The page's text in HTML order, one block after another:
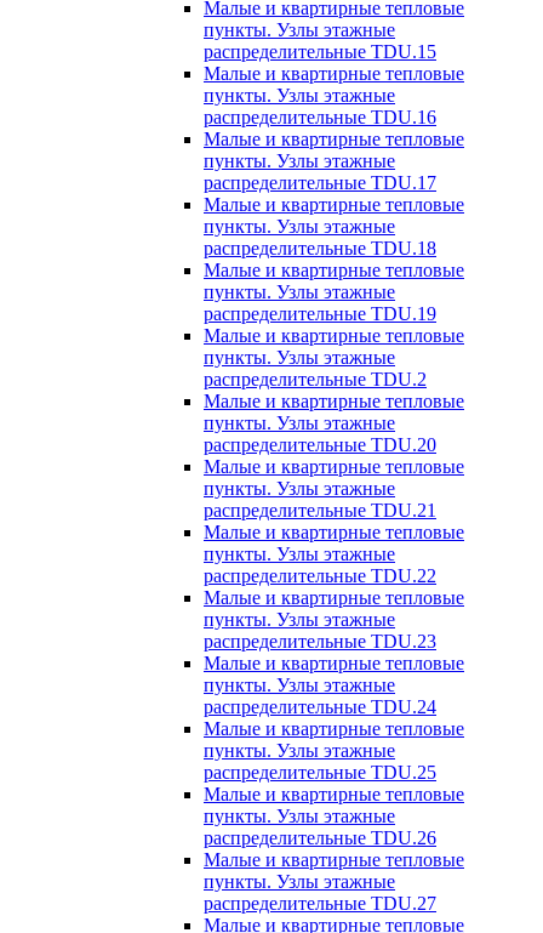
Малые и квартирные тепловые
пункты. Узлы этажные
распределительные TDU.15
Малые и квартирные тепловые
пункты. Узлы этажные
распределительные TDU.16
Малые и квартирные тепловые
пункты. Узлы этажные
распределительные TDU.17
Малые и квартирные тепловые
пункты. Узлы этажные
распределительные TDU.18
Малые и квартирные тепловые
пункты. Узлы этажные
распределительные TDU.19
Малые и квартирные тепловые
пункты. Узлы этажные
распределительные TDU.2
Малые и квартирные тепловые
пункты. Узлы этажные
распределительные TDU.20
Малые и квартирные тепловые
пункты. Узлы этажные
распределительные TDU.21
Малые и квартирные тепловые
пункты. Узлы этажные
распределительные TDU.22
Малые и квартирные тепловые
пункты. Узлы этажные
распределительные TDU.23
Малые и квартирные тепловые
пункты. Узлы этажные
распределительные TDU.24
Малые и квартирные тепловые
пункты. Узлы этажные
распределительные TDU.25
Малые и квартирные тепловые
пункты. Узлы этажные
распределительные TDU.26
Малые и квартирные тепловые
пункты. Узлы этажные
распределительные TDU.27
Малые и квартирные тепловые